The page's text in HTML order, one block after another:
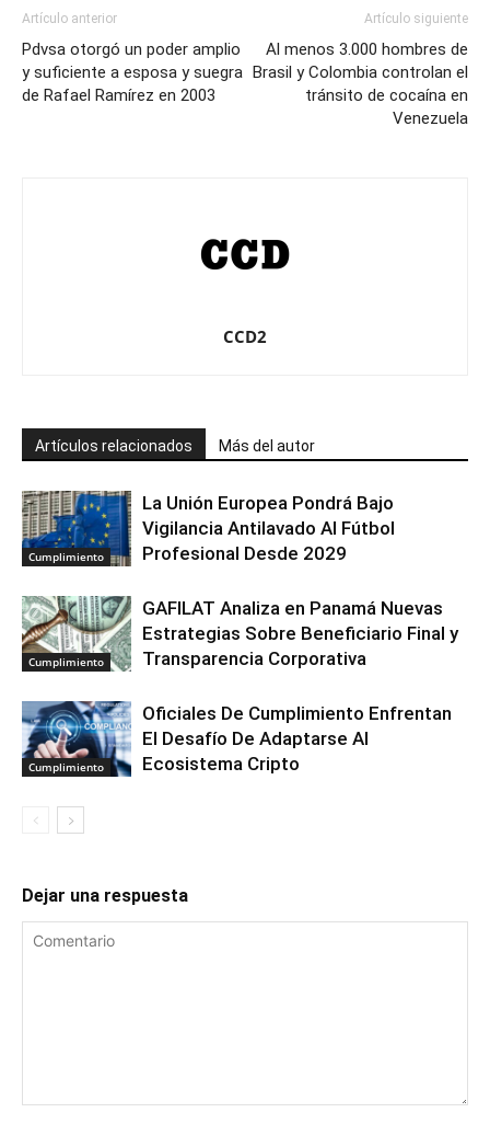
Artículo anterior
Pdvsa otorgó un poder amplio
y suficiente a esposa y suegra
de Rafael Ramírez en 2003
Artículo siguiente
Al menos 3.000 hombres de
Brasil y Colombia controlan el
tránsito de cocaína en
Venezuela
CCD2
Artículos relacionados Más del autor
Cumplimiento
La Unión Europea Pondrá Bajo
Vigilancia Antilavado Al Fútbol
Profesional Desde 2029
Cumplimiento
GAFILAT Analiza en Panamá Nuevas
Estrategias Sobre Beneficiario Final y
Transparencia Corporativa
Cumplimiento
Oficiales De Cumplimiento Enfrentan
El Desafío De Adaptarse Al
Ecosistema Cripto
Dejar una respuesta